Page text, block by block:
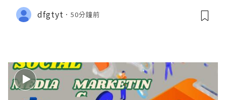
dfgtyt 50分鐘前